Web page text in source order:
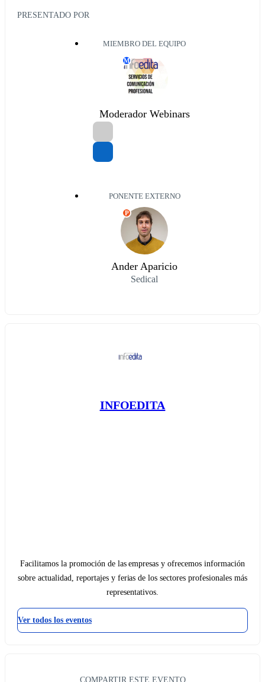
PRESENTADO POR
MIEMBRO DEL EQUIPO
M
Moderador Webinars
PONENTE EXTERNO
P
Ander Aparicio
Sedical
INFOEDITA
Facilitamos la promoción de las empresas y ofrecemos información
sobre actualidad, reportajes y ferias de los sectores profesionales más
representativos.
Ver todos los eventos
COMPARTIR ESTE EVENTO